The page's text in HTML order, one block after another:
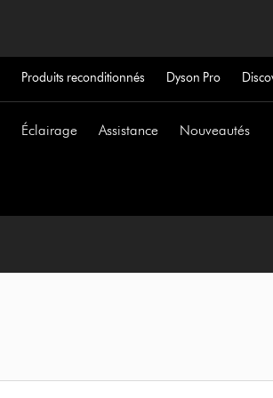
Produits reconditionnés Dyson Pro
Éclairage Assistance Nouveautés